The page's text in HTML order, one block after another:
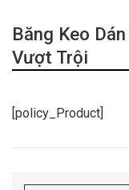
Băng Keo
Vượt Trội
[policy_Product]